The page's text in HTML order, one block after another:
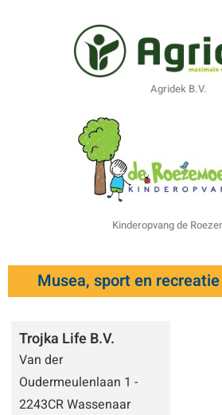
Agridek B.V.
Kinderopvang de
Musea, sport en
Trojka Life B.V.
Van der
Oudermeulenlaan 1 -
2243CR Wassenaar